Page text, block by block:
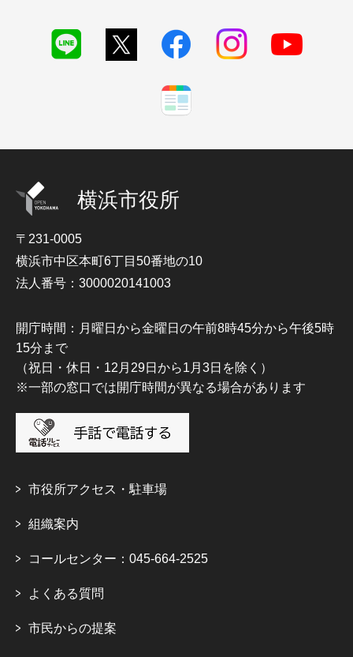
横浜市役所
〒231-0005
横浜市中区本町6丁目50番地の10
法人番号：3000020141003
開庁時間：月曜日から金曜日の午前8時45分から午後5時
15分まで
（祝日・休日・12月29日から1月3日を除く）
※一部の窓口では開庁時間が異なる場合があります
市役所アクセス・駐車場
組織案内
コールセンター：045-664-2525
よくある質問
市民からの提案